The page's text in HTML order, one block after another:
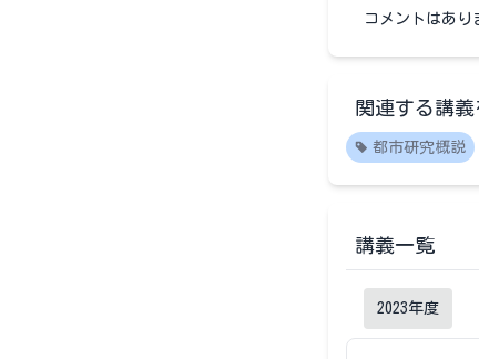
コメントはあり
関連する講義
都市研究概説
講義一覧
2023年度